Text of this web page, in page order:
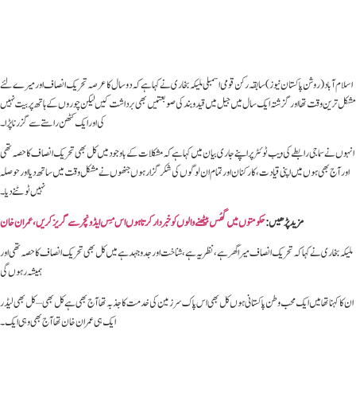
اسلام آباد(روشن پاکستان نیوز)سابقہ رکن قومی اسمبلی ملیکہ بخاری نے کہاہے کہ دو سال کا عرصہ تحریک انصاف اور میرے لئے
مشکل ترین وقت تھا اور گزشتہ ایک سال میں جیل میں قید و بند کی صوبعتیں بھی برداشت کیں لیکن چوروں کے ہاتھ پر بیت نہیں
کی اور ایک کٹھن راستے سے گزرنا پڑا ۔
انہوں نےسماجی رابطے کی ویب ٹوئٹر پر اپنے جاری بیان میں کہا ہے کہ مشکلات کے باوجود میں کل بھی تحریک انصاف کا حصہ تھی
اور آج بھی ہوں میں اپنی قیادت ، کارکنان اور تمام ان لوگوں کی شکر گزار ہوں جنھوں نے مشکل وقت میں ساتھ دیا اور حوصلہ
نہیں ٹوٹنے دیا ۔
مزید پڑھیں:حکومتوں میں گھُس بیٹھنے والوں کو خبردار کرتا ہوں اس مِس ایڈونچر سے گریز کریں، عمران خان
ملیکہ بخاری نے کہا کہ تحریک انصاف میرا گھر ہے ، نظریہ ہے ، شناخت اور جدوجہد ہے میں کل بھی تحریک انصاف کا حصہ تھی اور
ہمیشہ رہوں گی
ان کا کہنا تھا میں ایک محب وطن پاکستانی ہوں کل بھی اس پاک سر زمین کی خدمت کا جذبہ تھا آج بھی ہے کل بھی – کل بھی لیڈر
ایک ہی عمران خان تھا آج بھی وہی ایک ۔